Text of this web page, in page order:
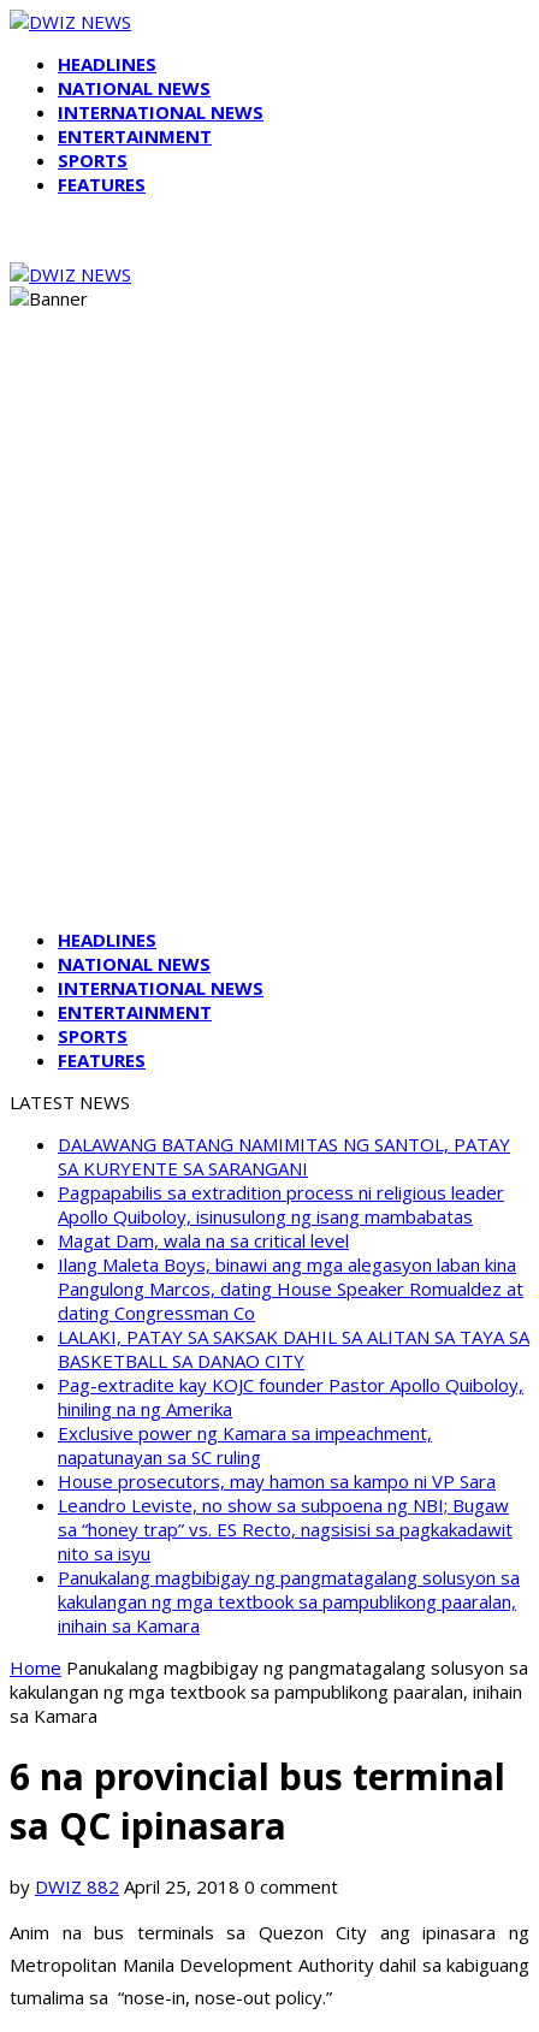
HEADLINES
NATIONAL NEWS
INTERNATIONAL NEWS
ENTERTAINMENT
SPORTS
FEATURES
HEADLINES
NATIONAL NEWS
INTERNATIONAL NEWS
ENTERTAINMENT
SPORTS
FEATURES
LATEST NEWS
DALAWANG BATANG NAMIMITAS NG SANTOL, PATAY
SA KURYENTE SA SARANGANI
Pagpapabilis sa extradition process ni religious leader
Apollo Quiboloy, isinusulong ng isang mambabatas
Magat Dam, wala na sa critical level
Ilang Maleta Boys, binawi ang mga alegasyon laban kina
Pangulong Marcos, dating House Speaker Romualdez at
dating Congressman Co
LALAKI, PATAY SA SAKSAK DAHIL SA ALITAN SA TAYA SA
BASKETBALL SA DANAO CITY
Pag-extradite kay KOJC founder Pastor Apollo Quiboloy,
hiniling na ng Amerika
Exclusive power ng Kamara sa impeachment,
napatunayan sa SC ruling
House prosecutors, may hamon sa kampo ni VP Sara
Leandro Leviste, no show sa subpoena ng NBI; Bugaw
sa “honey trap” vs. ES Recto, nagsisisi sa pagkakadawit
nito sa isyu
Panukalang magbibigay ng pangmatagalang solusyon sa
kakulangan ng mga textbook sa pampublikong paaralan,
inihain sa Kamara
Home Panukalang magbibigay ng pangmatagalang solusyon sa
kakulangan ng mga textbook sa pampublikong paaralan, inihain
sa Kamara
6 na provincial bus terminal
sa QC ipinasara
by DWIZ 882 April 25, 2018 0 comment
Anim na bus terminals sa Quezon City ang ipinasara ng
Metropolitan Manila Development Authority dahil sa kabiguang
tumalima sa “nose-in, nose-out policy.”